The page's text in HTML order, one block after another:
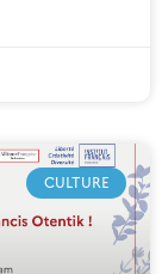
CULTURE